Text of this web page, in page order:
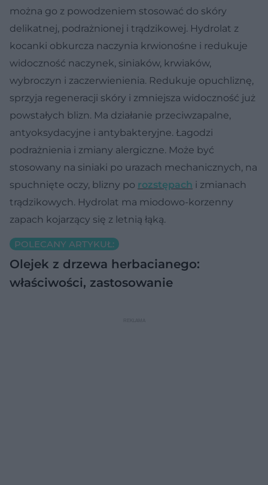
można go z powodzeniem stosować do skóry
delikatnej, podrażnionej i trądzikowej. Hydrolat z
kocanki obkurcza naczynia krwionośne i redukuje
widoczność naczynek, siniaków, krwiaków,
wybroczyn i zaczerwienienia. Redukuje opuchliznę,
sprzyja regeneracji skóry i zmniejsza widoczność już
powstałych blizn. Ma działanie przeciwzapalne,
antyoksydacyjne i antybakteryjne. Łagodzi
podrażnienia i zmiany alergiczne. Może być
stosowany na siniaki po urazach mechanicznych, na
spuchnięte oczy, blizny po rozstępach i zmianach
trądzikowych. Hydrolat ma miodowo-korzenny
zapach kojarzący się z letnią łąką.
POLECANY ARTYKUŁ:
Olejek z drzewa herbacianego:
właściwości, zastosowanie